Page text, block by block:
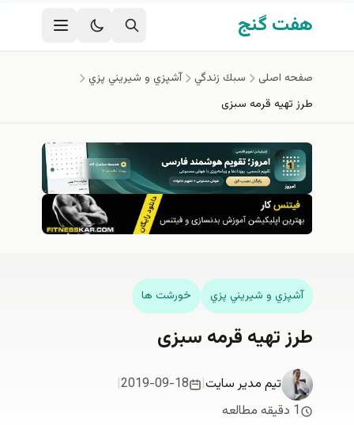
رفتن به محتوای اصلی
هفت گنج
صفحه اصلی سبك زندگي
آشپزي و شيريني پزي
طرز تهیه قرمه سبزی
آشپزي و شيريني پزي خورشت ها
طرز تهیه قرمه سبزی
تیم مدیر سایت|
2019-09-18
|
1 دقیقه مطالعه